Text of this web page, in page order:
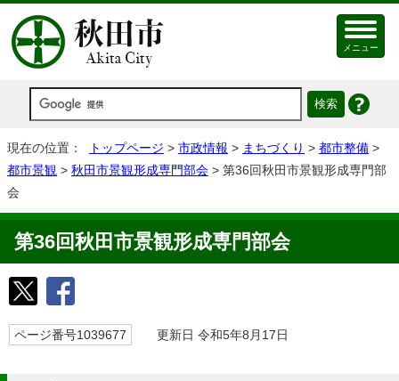
メニュー
現在の位置： トップページ > 市政情報 > まちづくり > 都市整備 >
都市景観 > 秋田市景観形成専門部会 > 第36回秋田市景観形成専門部
会
第36回秋田市景観形成専門部会
ページ番号1039677 更新日 令和5年8月17日